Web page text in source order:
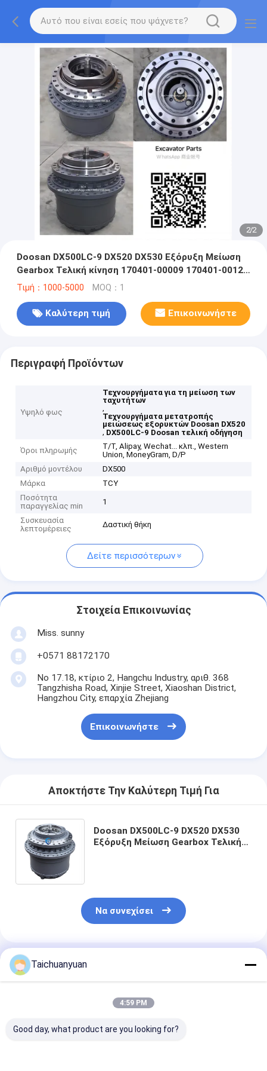
2/2
Doosan DX500LC-9 DX520 DX530 Εξόρυξη Μείωση
Gearbox Τελική κίνηση 170401-00009 170401-00120
MZEB241E MZEB241E
Τιμή：1000-5000 MOQ：1
Καλύτερη τιμή Επικοινωνήστε
Περιγραφή Προϊόντων
Υψηλό φως
Τεχνουργήματα για τη μείωση των
ταχυτήτων
,
Τεχνουργήματα μετατροπής
μειώσεως εξορυκτών Doosan DX520
, DX500LC-9 Doosan τελική οδήγηση
Όροι πληρωμής
Τ/Τ, Alipay, Wechat... κλπ., Western
Union, MoneyGram, D/P
Αριθμό μοντέλου
DX500
Μάρκα
TCY
Ποσότητα
παραγγελίας min
1
Συσκευασία
λεπτομέρειες
Δαστική θήκη
Δείτε περισσότερων
Στοιχεία Επικοινωνίας
Miss. sunny
+0571 88172170
Νο 17.18, κτίριο 2, Hangchu Industry, αριθ. 368
Tangzhisha Road, Xinjie Street, Xiaoshan District,
Hangzhou City, επαρχία Zhejiang
Επικοινωνήστε
Αποκτήστε Την Καλύτερη Τιμή Για
Doosan DX500LC-9 DX520 DX530
Εξόρυξη Μείωση Gearbox Τελική
Να συνεχίσει
Συνιστώμενα Προϊόντα
Taichuanyuan
4:59 PM
Good day, what product are you looking for?